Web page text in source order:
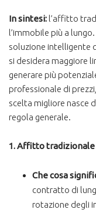
In sintesi: l’affitto
l’immobile più a
soluzione intelligente
si desidera maggiore
generare più
professionale di
scelta migliore nasce
regola generale.
1. Affitto tradizionale
Che cosa
contratto di
rotazione degli